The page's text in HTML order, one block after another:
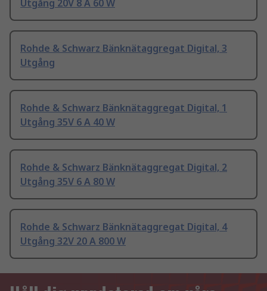
Utgång 20V 8 A 60 W
Rohde & Schwarz Bänknätaggregat Digital, 3
Utgång
Rohde & Schwarz Bänknätaggregat Digital, 1
Utgång 35V 6 A 40 W
Rohde & Schwarz Bänknätaggregat Digital, 2
Utgång 35V 6 A 80 W
Rohde & Schwarz Bänknätaggregat Digital, 4
Utgång 32V 20 A 800 W